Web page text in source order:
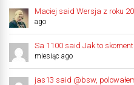
Maciej said Wersja z roku
ago
Sa 1100 said Jak to
miesiąc ago
jas13 said @bsw,